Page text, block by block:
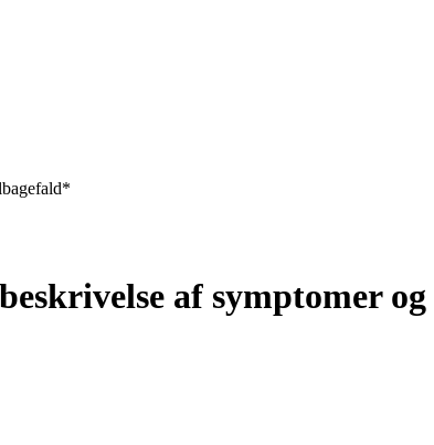
af symptomer